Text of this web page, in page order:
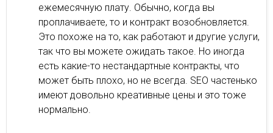
ежемесячную плату. Обычно, когда вы
проплачиваете, то и контракт возобновляется.
Это похоже на то, как работают и другие услуги,
так что вы можете ожидать такое. Но иногда
есть какие-то нестандартные контракты, что
может быть плохо, но не всегда. SEO частенько
имеют довольно креативные цены и это тоже
нормально.